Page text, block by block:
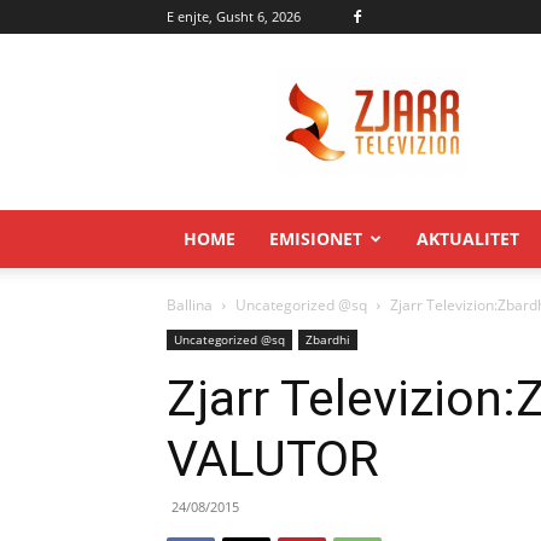
E enjte, Gusht 6, 2026
HOME EMISIONET AKTUALITET
Ballina Uncategorized @sq Zjarr
Uncategorized @sq Zbardhi
Zjarr
VALUTOR
24/08/2015